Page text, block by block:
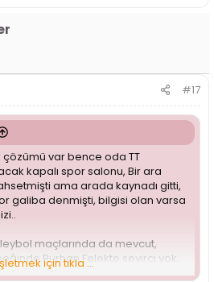
#17
var bence oda TT
kapalı spor salonu, Bir ara
ama arada kaynadı gitti,
galiba denmişti, bilgisi olan varsa
maçlarında da mevcut,
Burhan Felekte seyirci yok,
seyirci topluluğu vardı, şimdi FB
için tıkla ...